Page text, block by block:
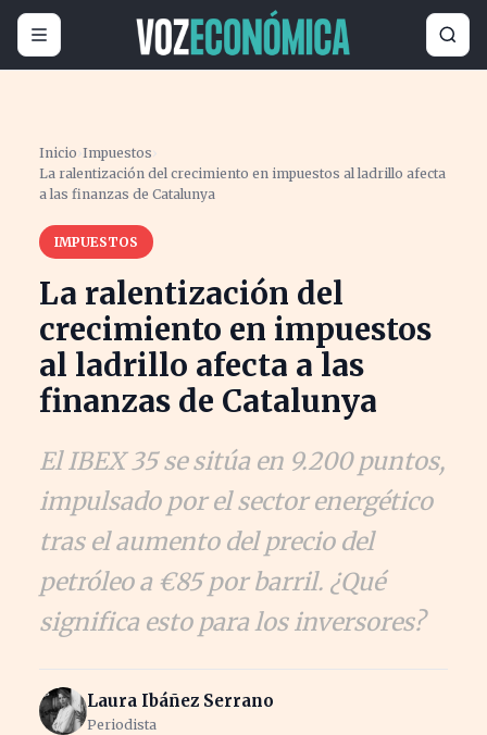
Inicio ›Impuestos ›
La ralentización del crecimiento en impuestos al ladrillo afecta
a las finanzas de Catalunya
IMPUESTOS
La ralentización del
crecimiento en impuestos
al ladrillo afecta a las
finanzas de Catalunya
El IBEX 35 se sitúa en 9.200 puntos,
impulsado por el sector energético
tras el aumento del precio del
petróleo a €85 por barril. ¿Qué
significa esto para los inversores?
Laura Ibáñez Serrano
Periodista